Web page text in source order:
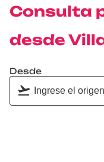
Consulta
desde
Desde